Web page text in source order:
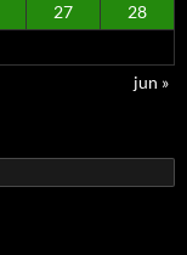
27
28
jun »